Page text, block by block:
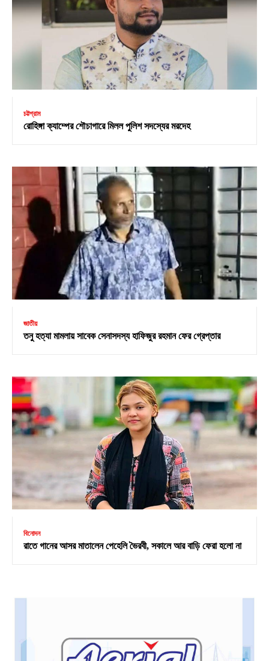
চট্টগ্রাম
রোহিঙ্গা ক্যাম্পের শৌচাগারে মিলল পুলিশ সদস্যের মরদেহ
জাতীয়
তনু হত্যা মামলায় সাবেক সেনাসদস্য হাফিজুর রহমান ফের গ্রেপ্তার
বিনোদন
রাতে গানের আসর মাতালেন পেহেলি ভৈরবী, সকালে আর বাড়ি ফেরা হলো না